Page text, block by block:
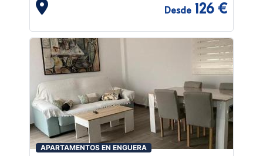
Desde 126 €
APARTAMENTOS EN ENGUERA